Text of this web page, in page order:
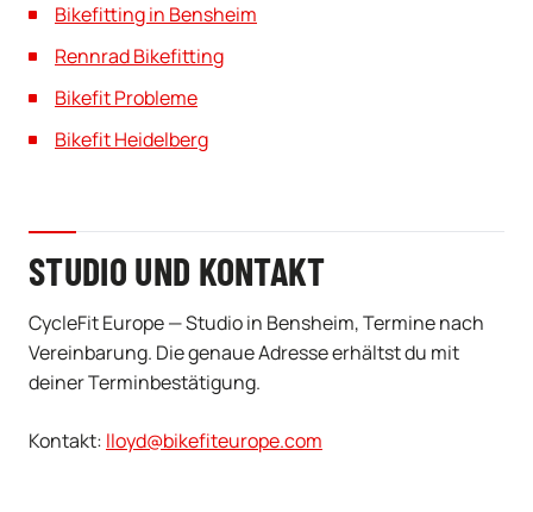
Bikefitting in Bensheim
Rennrad Bikefitting
Bikefit Probleme
Bikefit Heidelberg
STUDIO UND KONTAKT
CycleFit Europe — Studio in Bensheim, Termine nach
Vereinbarung. Die genaue Adresse erhältst du mit
deiner Terminbestätigung.
Kontakt: lloyd@bikefiteurope.com